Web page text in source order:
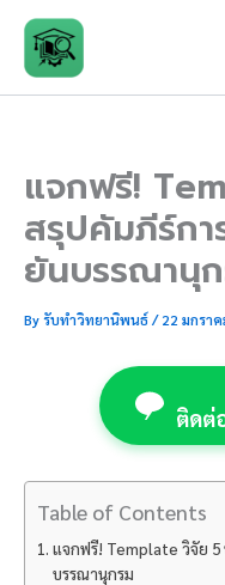
content
แจกฟรี!
สรุปคัมภีร์ก
ยันบรรณานุ
Byรับทำวิทยานิพนธ์/22 มกรา
ติดต่
Table of Contents
แจกฟรี! Template วิจัย
บรรณานุกรม